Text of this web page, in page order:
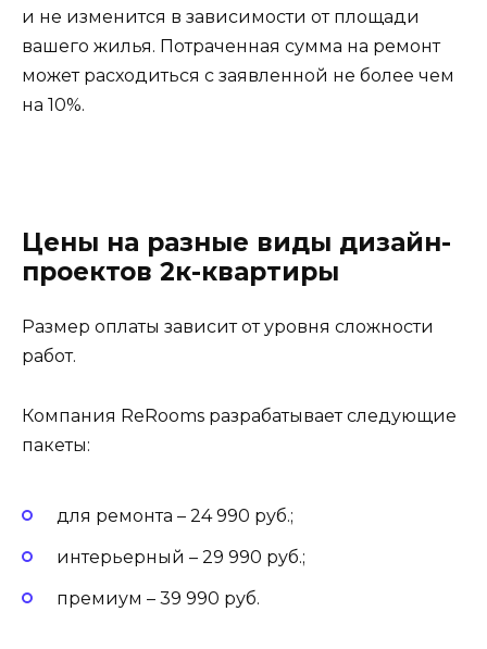
и не изменится в зависимости от площади
вашего жилья. Потраченная сумма на ремонт
может расходиться с заявленной не более чем
на 10%.
Цены на разные виды дизайн-
проектов 2к-квартиры
Размер оплаты зависит от уровня сложности
работ.
Компания ReRooms разрабатывает следующие
пакеты:
для ремонта – 24 990 руб.;
интерьерный – 29 990 руб.;
премиум – 39 990 руб.